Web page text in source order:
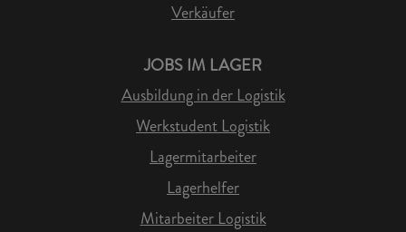
Verkäufer
JOBS IM LAGER
Ausbildung in der Logistik
Werkstudent Logistik
Lagermitarbeiter
Lagerhelfer
Mitarbeiter Logistik